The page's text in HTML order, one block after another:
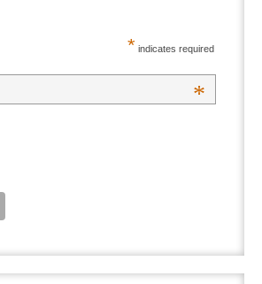
* indicates required
*